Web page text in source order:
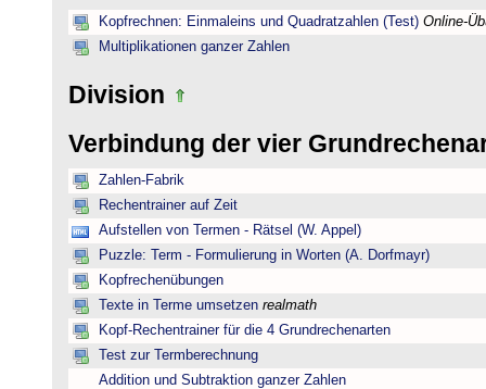
Kopfrechnen: Einmaleins und Quadratzahlen (Test) Online-
Multiplikationen ganzer Zahlen
Division
Verbindung der vier
Zahlen-Fabrik
Rechentrainer auf Zeit
Aufstellen von Termen - Rätsel (W. Appel)
Puzzle: Term - Formulierung in Worten (A. Dorfmayr)
Kopfrechenübungen
Texte in Terme umsetzen realmath
Kopf-Rechentrainer für die 4 Grundrechenarten
Test zur Termberechnung
Addition und Subtraktion ganzer Zahlen